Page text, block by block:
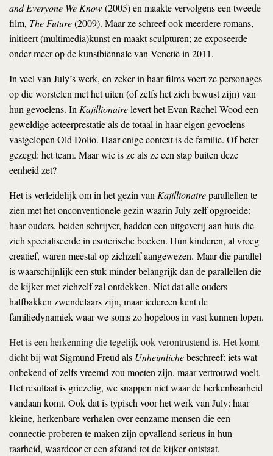
and Everyone We Know(2005) en maakte vervolgens een tweede
film, The Future(2009). Maar ze schreef ook meerdere romans,
initieert (multimedia)kunst en maakt sculpturen; ze exposeerde
onder meer op de kunstbiënnale van Venetië in 2011.
In veel van July’s werk, en zeker in haar films voert ze personages
op die worstelen met het uiten (of zelfs het zich bewust zijn) van
hun gevoelens. In Kajillionairelevert het Evan Rachel Wood een
geweldige acteerprestatie als de totaal in haar eigen gevoelens
vastgelopen Old Dolio. Haar enige context is de familie. Of beter
gezegd: het team. Maar wie is ze als ze een stap buiten deze
eenheid zet?
Het is verleidelijk om in het gezin van Kajillionaireparallellen te
zien met het onconventionele gezin waarin July zelf opgroeide:
haar ouders, beiden schrijver, hadden een uitgeverij aan huis die
zich specialiseerde in esoterische boeken. Hun kinderen, al vroeg
creatief, waren meestal op zichzelf aangewezen. Maar die parallel
is waarschijnlijk een stuk minder belangrijk dan de parallellen die
de kijker met zichzelf zal ontdekken. Niet dat alle ouders
halfbakken zwendelaars zijn, maar iedereen kent de
familiedynamiek waar we soms zo hopeloos in vast kunnen lopen.
Het is een herkenning die tegelijk ook verontrustend is. Het komt
dichtbij wat Sigmund Freud als Unheimlichebeschreef: iets wat
onbekend of zelfs vreemd zou moeten zijn, maar vertrouwd voelt.
Het resultaat is griezelig, we snappen niet waar de herkenbaarheid
vandaan komt. Ook dat is typisch voor het werk van July: haar
kleine, herkenbare verhalen over eenzame mensen die een
connectie proberen te maken zijn opvallend serieus in hun
raarheid, waardoor er een afstand tot de kijker ontstaat.